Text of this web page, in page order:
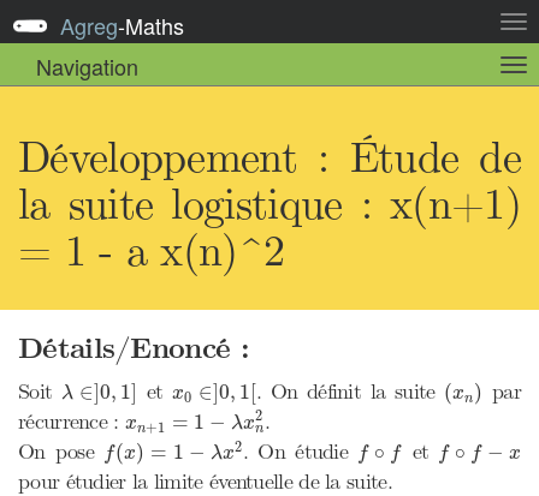
la
Agreg-Maths
Navigation
la
Développement : Étude de
la suite logistique : x(n+1)
= 1 - a x(n)^2
Détails/Enoncé :
Soit λ ∈]0, 1]
λ ∈]0, 1] et x0 ∈]0, 1[
∈]0, 1[ . On définit la suite (xn)
( n) par
récurrence : xn+1 = 1 − λx2
n
x = 1 − x n2.
On pose f(x) = 1 − λx2
(x )= 1 − 2 . On étudie f ∘ f
f∘f et f ∘ f − x
f∘f −x
pour étudier la limite éventuelle de la suite.